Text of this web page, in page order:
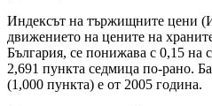
Индексът на тържищните цени
движението на цените на
България, се понижава с 0,15 на
2,691 пункта седмица по-рано.
(1,000 пункта) е от 2005 година.